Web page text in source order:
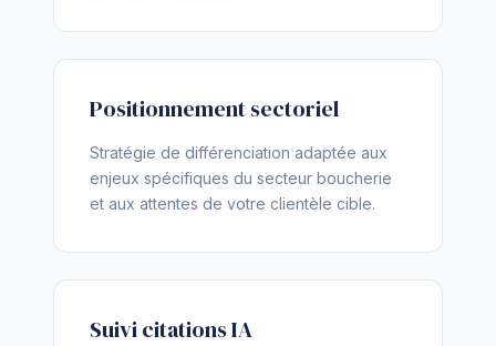
Positionnement sectoriel
Stratégie de différenciation adaptée aux
enjeux spécifiques du secteur boucherie
et aux attentes de votre clientèle cible.
Suivi citations IA